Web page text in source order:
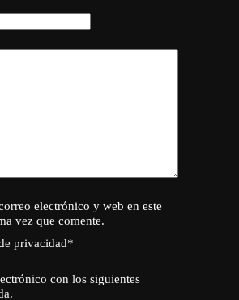
electrónico y web en este
vez que comente.
privacidad*
con los siguientes